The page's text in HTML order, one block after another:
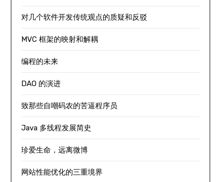
对几个软件开发传统观点的质疑和反驳
MVC 框架的映射和解耦
编程的未来
DAO 的演进
致那些自嘲码农的苦逼程序员
Java 多线程发展简史
珍爱生命，远离微博
网站性能优化的三重境界